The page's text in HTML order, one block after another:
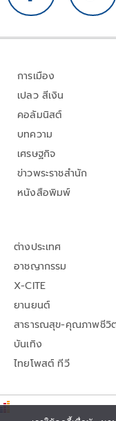
การเมือง
เปลว สีเงิน
คอลัมนิสต์
บทความ
เศรษฐกิจ
ข่าวพระราชสำนัก
หนังสือพิมพ์
ต่างประเทศ
อาชญากรรม
X-CITE
ยานยนต์
สาธารณสุข-คุณภาพชีวิ
บันเทิง
ไทยโพสต์ ทีวี